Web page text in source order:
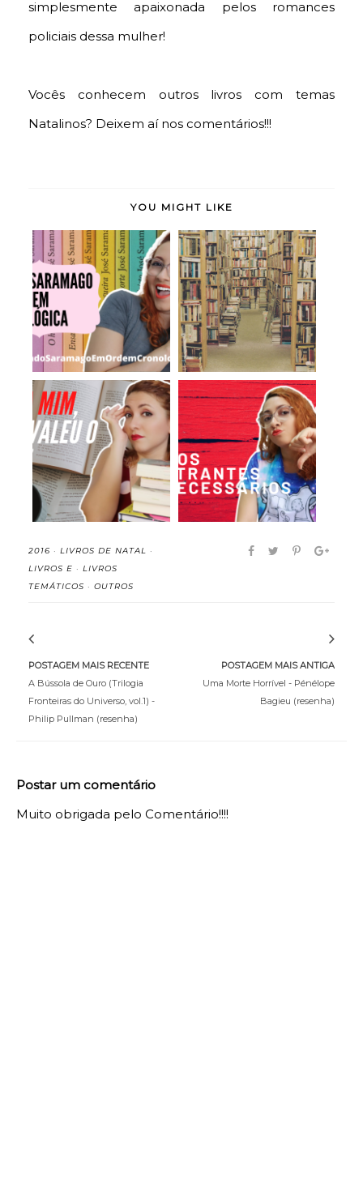
simplesmente apaixonada pelos romances
policiais dessa mulher!
Vocês conhecem outros livros com temas
Natalinos? Deixem aí nos comentários!!!
YOU MIGHT LIKE
Lendo Saramago em
Ordem Cronológica...
As 10 Maiores
Bibliotecas do Mundo
Livros que não valem
o hype (para m...
Os piores livros que li
em 2020
2016 · LIVROS DE NATAL ·
LIVROS E · LIVROS
TEMÁTICOS · OUTROS
POSTAGEM MAIS RECENTE
A Bússola de Ouro (Trilogia
Fronteiras do Universo, vol.1) -
Philip Pullman (resenha)
POSTAGEM MAIS ANTIGA
Uma Morte Horrível - Pénélope
Bagieu (resenha)
Postar um comentário
Muito obrigada pelo Comentário!!!!